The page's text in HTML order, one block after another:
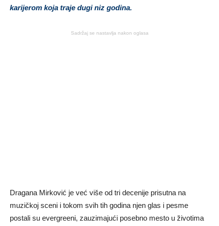
karijerom koja traje dugi niz godina.
Sadržaj se nastavlja nakon oglasa
Dragana Mirković je već više od tri decenije prisutna na
muzičkoj sceni i tokom svih tih godina njen glas i pesme
postali su evergreeni, zauzimajući posebno mesto u životima